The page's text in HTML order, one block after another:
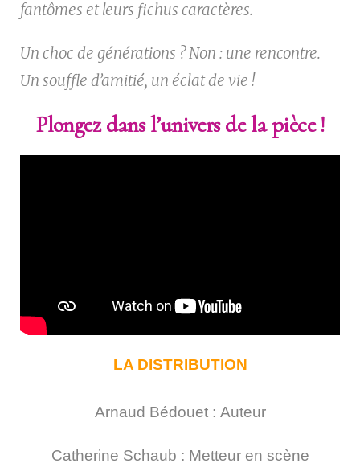
fantômes et leurs fichus caractères.
Un choc de générations ? Non : une rencontre.
Un souffle d’amitié, un éclat de vie !
Plongez dans l’univers de la pièce !
LA DISTRIBUTION
Arnaud Bédouet : Auteur
Catherine Schaub : Metteur en scène